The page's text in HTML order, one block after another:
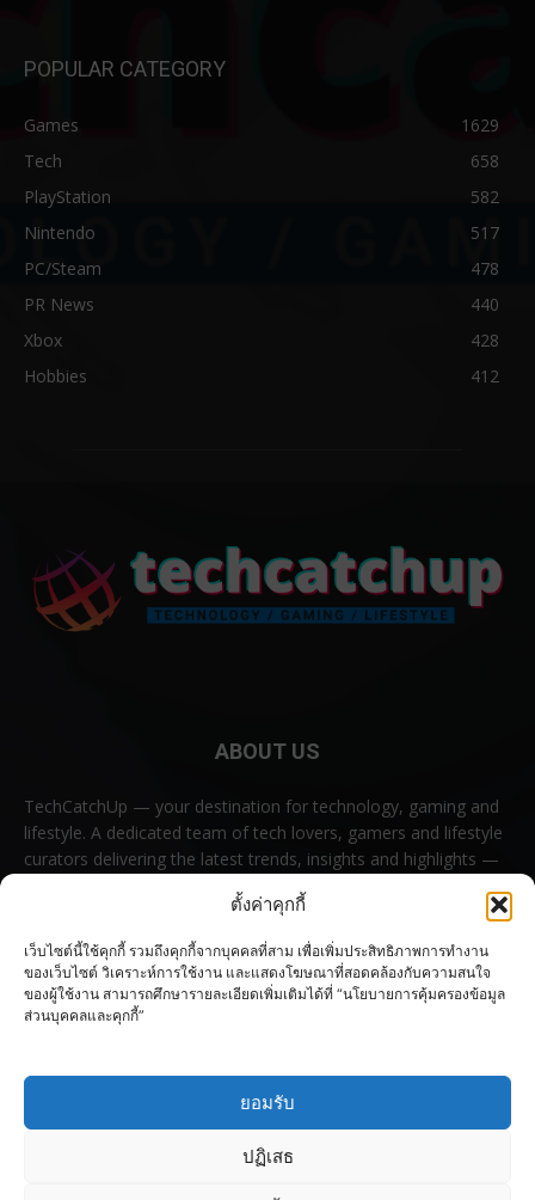
ตั้งค่าคุกกี้
เว็บไซต์นี้ใช้คุกกี้ รวมถึงคุกกี้จากบุคคลที่สาม เพื่อเพิ่มประสิทธิภาพการทำงาน
ของเว็บไซต์ วิเคราะห์การใช้งาน และแสดงโฆษณาที่สอดคล้องกับความสนใจ
ของผู้ใช้งาน สามารถศึกษารายละเอียดเพิ่มเติมได้ที่ “นโยบายการคุ้มครองข้อมูล
ส่วนบุคคลและคุกกี้”
ยอมรับ
ปฏิเสธ
POPULAR CATEGORY
Games
1629
Tech
658
PlayStation
582
Nintendo
517
PC/Steam
478
PR News
440
Xbox
428
Hobbies
412
ABOUT US
TechCatchUp — your destination for technology, gaming and
lifestyle. A dedicated team of tech lovers, gamers and lifestyle
curators delivering the latest trends, insights and highlights —
Contact us: contact@techcatchup.net